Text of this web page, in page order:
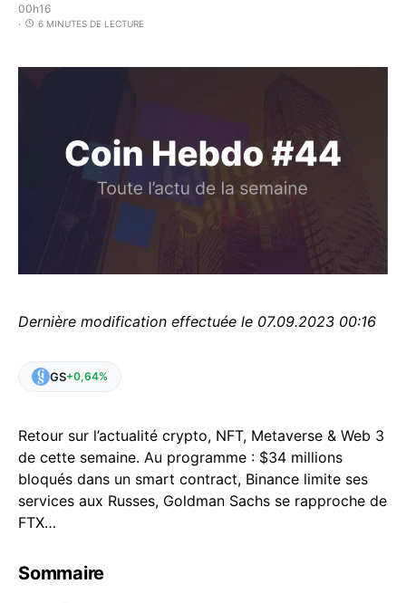
00h16
6 MINUTES DE LECTURE
Dernière modification effectuée le 07.09.2023 00:16
GS+0,64%
Retour sur l’actualité crypto, NFT, Metaverse & Web 3
de cette semaine. Au programme : $34 millions
bloqués dans un smart contract, Binance limite ses
services aux Russes, Goldman Sachs se rapproche de
FTX…
Sommaire